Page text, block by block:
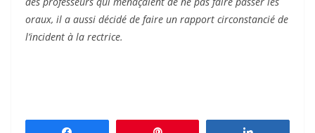
oraux, il a aussi décidé de faire un rapport circonstancié de
l’incident à la rectrice.